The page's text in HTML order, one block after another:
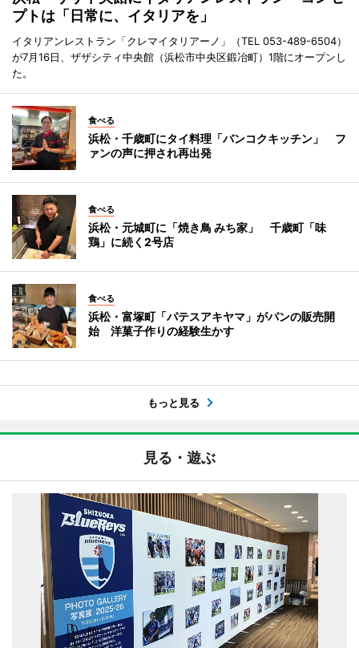
プトは「日常に、イタリアを」
イタリアンレストラン「クレマイタリアーノ」（TEL 053-489-6504）
が7月16日、ザザシティ中央館（浜松市中央区鍛冶町）1階にオープンし
た。
食べる
浜松・千歳町にタイ料理「バンコクキッチン」 フ
ァンの声に押され再出発
食べる
浜松・元城町に「焼き鳥 みち家」 千歳町「味
鶏」に続く2号店
食べる
浜松・富塚町「パテスアキヤマ」がパンの販売開
始 洋菓子作りの経験生かす
もっと見る
見る・遊ぶ